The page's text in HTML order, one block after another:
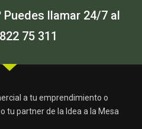
n
llamar 24/7 al
75 311
a tu emprendimiento o
tu partner de la Idea a la Mesa